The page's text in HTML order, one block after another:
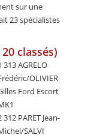
sur une
23 spécialistes
classés)
313 AGRELO
OLIVIER
Ford Escort
312 PARET Jean-
SALVI